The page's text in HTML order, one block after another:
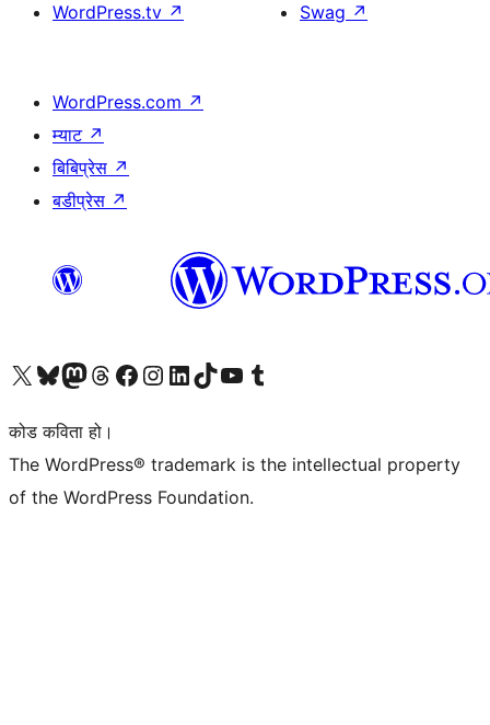
WordPress.tv ↗
Swag ↗
WordPress.com ↗
म्याट ↗
बिबिप्रेस ↗
बडीप्रेस ↗
हाम्रो X (पहिले ट्विटर) खातामा जानुहोस्
हाम्रो Bluesky खाता भ्रमण गर्नुहोस्
हाम्रो म्यास्टोडन खाता भ्रमण गर्नुहोस्
हाम्रो थ्रेड्स खातामा जानुहोस्
हाम्रो फेसबुक पेजमा जानुहोस्
हाम्रो इन्स्टाग्राम खातामा जानुहोस्
हाम्रो लिङ्क्डइन खातामा जानुहोस्
हाम्रो TikTok खाता भ्रमण गर्नुहोस्
हाम्रो युट्युब च्यानलमा जानुहोस्
हाम्रो टम्बलर खाता भ्रमण गर्नुहोस्
कोड कविता हो।
The WordPress® trademark is the intellectual property
of the WordPress Foundation.